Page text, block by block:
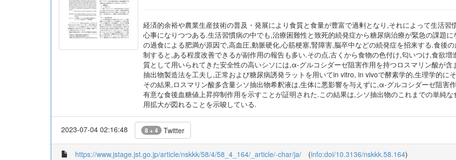
経済的余裕や農業生産技術の普及・発展により食質と食量が豊富で過剰となり,それによって生活
心事になりつつある.生活習慣病の中でも,治療困難性と致死的続発症から糖尿病治療が緊急の課題
の過食による肥満が原因で,高血圧,動脈硬化,心筋梗塞,腎障害,脳卒中などの続発症を招来する.食後
制すると,ある程度改善できるが副作用の報告も多い.その点,古くから食物の色付け,匂いつけ,食欲
質として用いられてきた安全性の高いシソには,α-グルコシダーゼ阻害作用を持つロスマリン酸が
抽出物製造法を工夫し,正常および糖尿病誘発ラットを用いてin vitro, in vivoで酵素学的,生理学的に
その結果,ロスマリン酸多含量シソ抽出物希釈液は,生体に悪影響を与えずに,α-グルコシダーゼ阻害
有意な食後血糖値上昇抑制作用を示すことが証明された.この結果は,シソ抽出物のこれまでの単純
用拡大が図れることを示唆している.
2023-07-04 02:16:48 8 + 4 Twitter
https://www.jstage.jst.go.jp/article/nskkk/58/4/58_4_164/_article/-char/ja/ (info:doi/10.3136/nskkk.58.164)